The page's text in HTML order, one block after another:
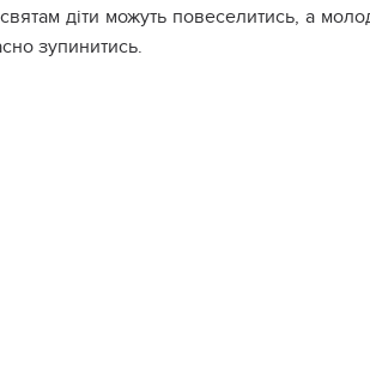
діти можуть повеселитись, а
зупинитись.